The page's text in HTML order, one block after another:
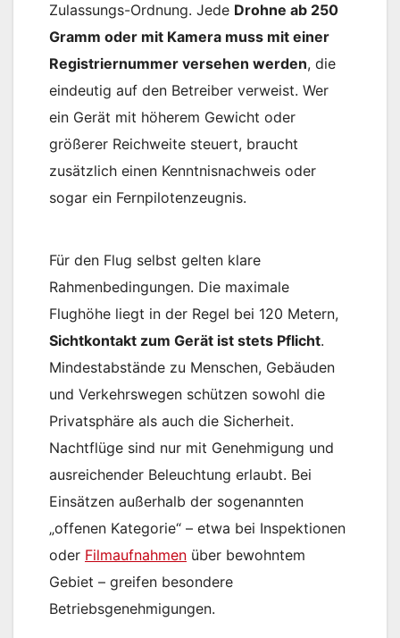
Zulassungs-Ordnung. Jede Drohne ab 250
Gramm oder mit Kamera muss mit einer
Registriernummer versehen werden, die
eindeutig auf den Betreiber verweist. Wer
ein Gerät mit höherem Gewicht oder
größerer Reichweite steuert, braucht
zusätzlich einen Kenntnisnachweis oder
sogar ein Fernpilotenzeugnis.
Für den Flug selbst gelten klare
Rahmenbedingungen. Die maximale
Flughöhe liegt in der Regel bei 120 Metern,
Sichtkontakt zum Gerät ist stets Pflicht.
Mindestabstände zu Menschen, Gebäuden
und Verkehrswegen schützen sowohl die
Privatsphäre als auch die Sicherheit.
Nachtflüge sind nur mit Genehmigung und
ausreichender Beleuchtung erlaubt. Bei
Einsätzen außerhalb der sogenannten
„offenen Kategorie“ – etwa bei Inspektionen
oder Filmaufnahmen über bewohntem
Gebiet – greifen besondere
Betriebsgenehmigungen.